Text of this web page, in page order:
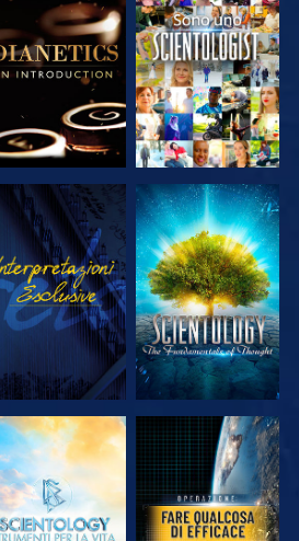
ESPLORA LE
SERIE
GUARDA
GUARDA
ESPLORA LE
SERIE
ESPLORA LE
SERIE
GUARDA